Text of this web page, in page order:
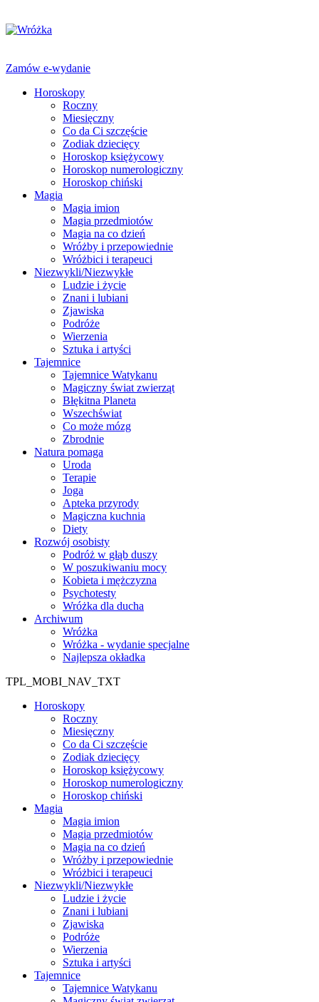
Zamów e-wydanie
Horoskopy
Roczny
Miesięczny
Co da Ci szczęście
Zodiak dziecięcy
Horoskop księżycowy
Horoskop numerologiczny
Horoskop chiński
Magia
Magia imion
Magia przedmiotów
Magia na co dzień
Wróżby i przepowiednie
Wróżbici i terapeuci
Niezwykli/Niezwykłe
Ludzie i życie
Znani i lubiani
Zjawiska
Podróże
Wierzenia
Sztuka i artyści
Tajemnice
Tajemnice Watykanu
Magiczny świat zwierząt
Błękitna Planeta
Wszechświat
Co może mózg
Zbrodnie
Natura pomaga
Uroda
Terapie
Joga
Apteka przyrody
Magiczna kuchnia
Diety
Rozwój osobisty
Podróż w głąb duszy
W poszukiwaniu mocy
Kobieta i mężczyzna
Psychotesty
Wróżka dla ducha
Archiwum
Wróżka
Wróżka - wydanie specjalne
Najlepsza okładka
TPL_MOBI_NAV_TXT
Horoskopy
Roczny
Miesięczny
Co da Ci szczęście
Zodiak dziecięcy
Horoskop księżycowy
Horoskop numerologiczny
Horoskop chiński
Magia
Magia imion
Magia przedmiotów
Magia na co dzień
Wróżby i przepowiednie
Wróżbici i terapeuci
Niezwykli/Niezwykłe
Ludzie i życie
Znani i lubiani
Zjawiska
Podróże
Wierzenia
Sztuka i artyści
Tajemnice
Tajemnice Watykanu